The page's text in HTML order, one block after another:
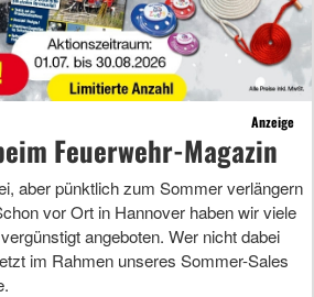
Anzeige
Feuerwehr-Magazin
aber pünktlich zum Sommer verlängern
vor Ort in Hannover haben wir viele
angeboten. Wer nicht dabei
im Rahmen unseres Sommer-Sales